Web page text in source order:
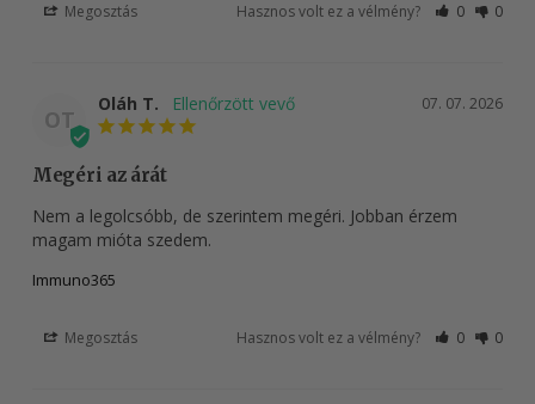
Megosztás Hasznos volt ez a vélmény? 0 0
OT
07. 07. 2026
Oláh T.
Megéri az árát
Nem a legolcsóbb, de szerintem megéri. Jobban érzem
magam mióta szedem.
Immuno365
Megosztás Hasznos volt ez a vélmény? 0 0